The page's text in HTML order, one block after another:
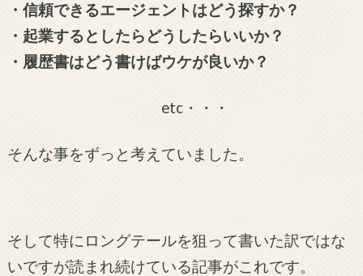
・信頼できるエージェントはどう探すか？
・起業するとしたらどうしたらいいか？
・履歴書はどう書けばウケが良いか？
etc・・・
そんな事をずっと考えていました。
そして特にロングテールを狙って書いた訳ではな
いですが読まれ続けている記事がこれです。